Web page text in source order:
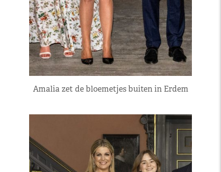
Amalia zet de bloemetjes buiten in Erdem